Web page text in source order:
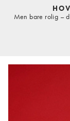
Men bare rolig –